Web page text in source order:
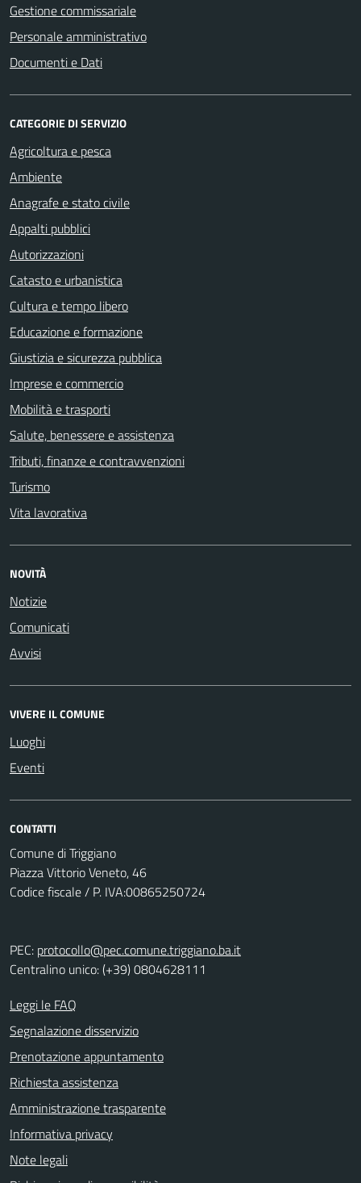
Gestione commissariale
Personale amministrativo
Documenti e Dati
CATEGORIE DI SERVIZIO
Agricoltura e pesca
Ambiente
Anagrafe e stato civile
Appalti pubblici
Autorizzazioni
Catasto e urbanistica
Cultura e tempo libero
Educazione e formazione
Giustizia e sicurezza pubblica
Imprese e commercio
Mobilità e trasporti
Salute, benessere e assistenza
Tributi, finanze e contravvenzioni
Turismo
Vita lavorativa
NOVITÀ
Notizie
Comunicati
Avvisi
VIVERE IL COMUNE
Luoghi
Eventi
CONTATTI
Comune di Triggiano
Piazza Vittorio Veneto, 46
Codice fiscale / P. IVA:00865250724
PEC: protocollo@pec.comune.triggiano.ba.it
Centralino unico: (+39) 0804628111
Leggi le FAQ
Segnalazione disservizio
Prenotazione appuntamento
Richiesta assistenza
Amministrazione trasparente
Informativa privacy
Note legali